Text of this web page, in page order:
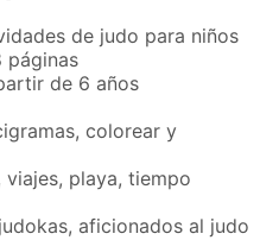
de judo para niños
páginas
de 6 años
colorear y
viajes, playa, tiempo
aficionados al judo